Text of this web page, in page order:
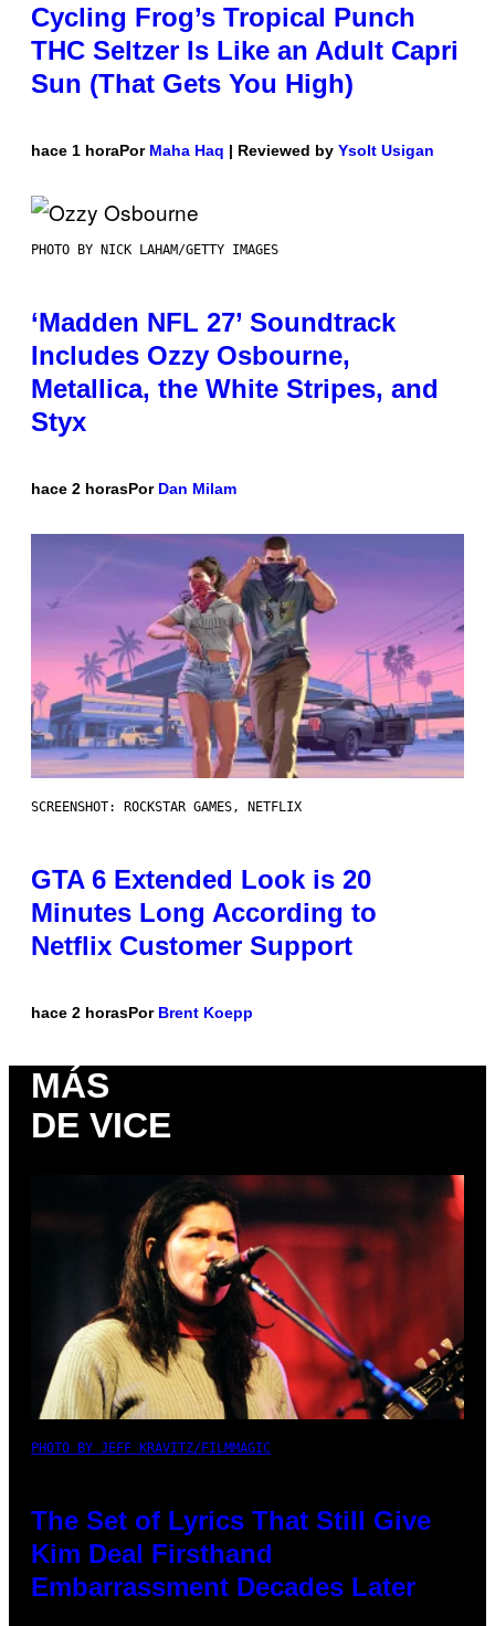
Cycling Frog’s Tropical Punch
THC Seltzer Is Like an Adult Capri
Sun (That Gets You High)
hace 1 horaPor Maha Haq | Reviewed by Ysolt Usigan
PHOTO BY NICK LAHAM/GETTY IMAGES
‘Madden NFL 27’ Soundtrack
Includes Ozzy Osbourne,
Metallica, the White Stripes, and
Styx
hace 2 horasPor Dan Milam
SCREENSHOT: ROCKSTAR GAMES, NETFLIX
GTA 6 Extended Look is 20
Minutes Long According to
Netflix Customer Support
hace 2 horasPor Brent Koepp
MÁS
DE VICE
PHOTO BY JEFF KRAVITZ/FILMMAGIC
The Set of Lyrics That Still Give
Kim Deal Firsthand
Embarrassment Decades Later